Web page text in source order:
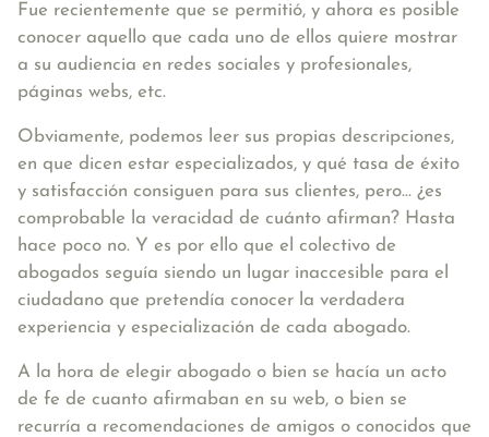
Fue recientemente que se permitió, y ahora es posible
conocer aquello que cada uno de ellos quiere mostrar
a su audiencia en redes sociales y profesionales,
páginas webs, etc.
Obviamente, podemos leer sus propias descripciones,
en que dicen estar especializados, y qué tasa de éxito
y satisfacción consiguen para sus clientes, pero... ¿es
comprobable la veracidad de cuánto afirman? Hasta
hace poco no. Y es por ello que el colectivo de
abogados seguía siendo un lugar inaccesible para el
ciudadano que pretendía conocer la verdadera
experiencia y especialización de cada abogado.
A la hora de elegir abogado o bien se hacía un acto
de fe de cuanto afirmaban en su web, o bien se
recurría a recomendaciones de amigos o conocidos que